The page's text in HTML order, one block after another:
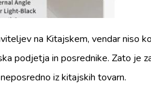
na Kitajskem, vendar niso
podjetja in posrednike. Zato je
iz kitajskih tovarn.